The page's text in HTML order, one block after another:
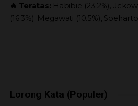
🔥 Teratas: Habibie (23.2%),
(16.3%), Megawati (10.5%),
Lorong Kata (Populer)